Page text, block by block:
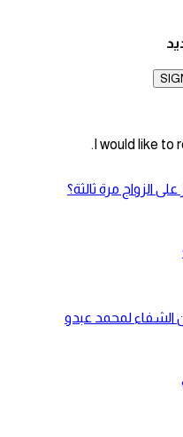
I would like to